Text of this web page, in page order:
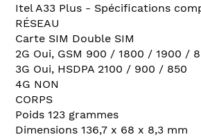
Itel A33 Plus - Spécifications
RÉSEAU
Carte SIM Double SIM
2G Oui, GSM 900 / 1800 / 1900 /
3G Oui, HSDPA 2100 / 900 / 850
4G NON
CORPS
Poids 123 grammes
Dimensions 136,7 x 68 x 8,3 mm